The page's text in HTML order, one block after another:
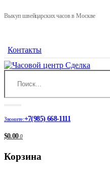
Выкуп швейцарских часов в Москве
Контакты
Звоните:+7(985) 668-1111
$0.00 0
Корзина